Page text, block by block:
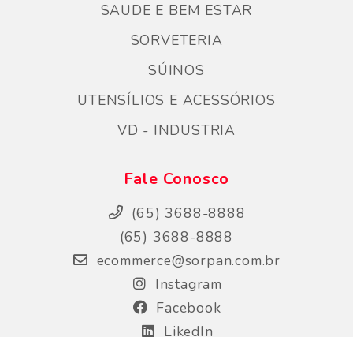
SAUDE E BEM ESTAR
SORVETERIA
SÚINOS
UTENSÍLIOS E ACESSÓRIOS
VD - INDUSTRIA
Fale Conosco
(65) 3688-8888
(65) 3688-8888
ecommerce@sorpan.com.br
Instagram
Facebook
LikedIn